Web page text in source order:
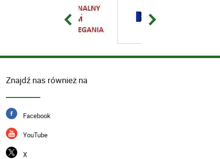
Znajdź nas również na
Facebook
YouTube
X